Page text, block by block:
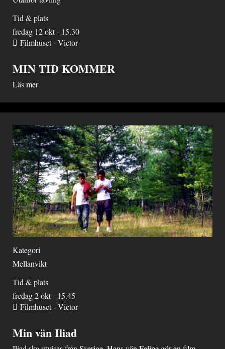
Tid & plats
fredag 12 okt - 15.30
Filmhuset - Victor
MIN TID KOMMER
Läs mer
Kategori
Mellanvikt
Tid & plats
fredag 2 okt - 15.45
Filmhuset - Victor
Min vän Iliad